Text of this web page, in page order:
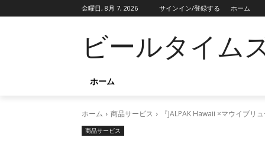
金曜日, 8月 7, 2026 サインイン/登録する ホーム
ビールタイム
ホーム
ホーム 商品サービス 『JALPAK Hawaii ×マウイブ
商品サービス